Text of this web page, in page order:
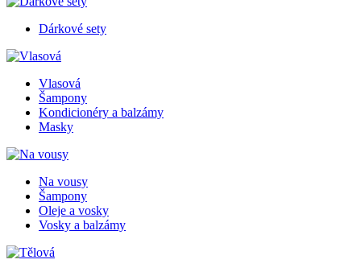
Dárkové sety
Vlasová
Šampony
Kondicionéry a balzámy
Masky
Na vousy
Šampony
Oleje a vosky
Vosky a balzámy